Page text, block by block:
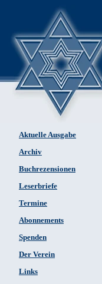
Aktuelle Ausgabe
Archiv
Buchrezensionen
Leserbriefe
Termine
Abonnements
Spenden
Der Verein
Links